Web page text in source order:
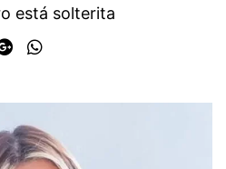
está solterita